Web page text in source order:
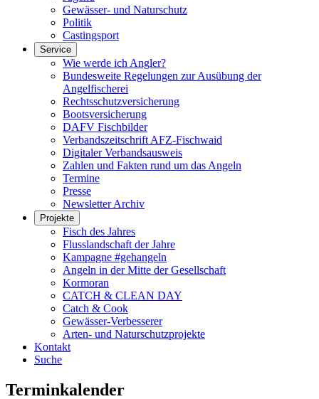
Gewässer- und Naturschutz
Politik
Castingsport
Service
Wie werde ich Angler?
Bundesweite Regelungen zur Ausübung der
Angelfischerei
Rechtsschutzversicherung
Bootsversicherung
DAFV Fischbilder
Verbandszeitschrift AFZ-Fischwaid
Digitaler Verbandsausweis
Zahlen und Fakten rund um das Angeln
Termine
Presse
Newsletter Archiv
Projekte
Fisch des Jahres
Flusslandschaft der Jahre
Kampagne #gehangeln
Angeln in der Mitte der Gesellschaft
Kormoran
CATCH & CLEAN DAY
Catch & Cook
Gewässer-Verbesserer
Arten- und Naturschutzprojekte
Kontakt
Suche
Terminkalender